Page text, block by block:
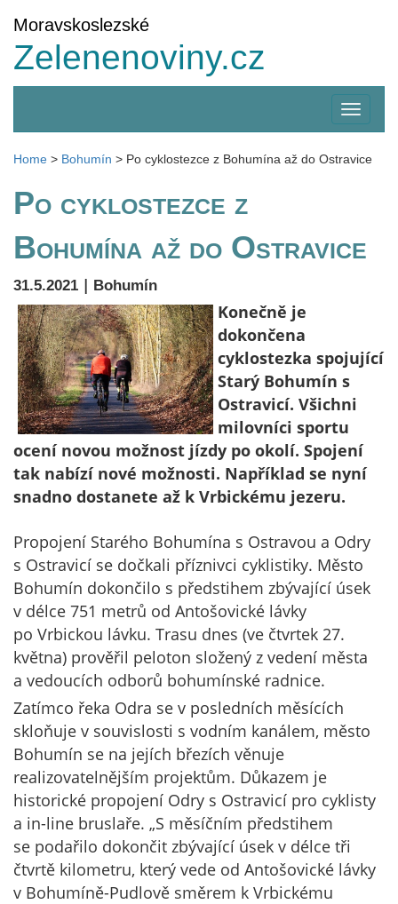
Moravskoslezské
Zelenenoviny.cz
menu
Home > Bohumín > Po cyklostezce z Bohumína až do Ostravice
Po cyklostezce z
Bohumína až do Ostravice
31.5.2021 | Bohumín
Konečně je
dokončena
cyklostezka spojující
Starý Bohumín s
Ostravicí. Všichni
milovníci sportu
ocení novou možnost jízdy po okolí. Spojení
tak nabízí nové možnosti. Například se nyní
snadno dostanete až k Vrbickému jezeru.
Propojení Starého Bohumína s Ostravou a Odry
s Ostravicí se dočkali příznivci cyklistiky. Město
Bohumín dokončilo s předstihem zbývající úsek
v délce 751 metrů od Antošovické lávky
po Vrbickou lávku. Trasu dnes (ve čtvrtek 27.
května) prověřil peloton složený z vedení města
a vedoucích odborů bohumínské radnice.
Zatímco řeka Odra se v posledních měsících
skloňuje v souvislosti s vodním kanálem, město
Bohumín se na jejích březích věnuje
realizovatelnějším projektům. Důkazem je
historické propojení Odry s Ostravicí pro cyklisty
a in-line bruslaře. „S měsíčním předstihem
se podařilo dokončit zbývající úsek v délce tři
čtvrtě kilometru, který vede od Antošovické lávky
v Bohumíně-Pudlově směrem k Vrbickému